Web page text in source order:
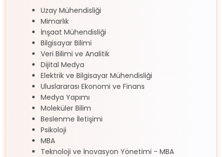
Uzay Mühendisliği
Mimarlık
İnşaat Mühendisliği
Bilgisayar Bilimi
Veri Bilimi ve Analitik
Dijital Medya
Elektrik ve Bilgisayar Mühendisliği
Uluslararası Ekonomi ve Finans
Medya Yapımı
Moleküler Bilim
Beslenme İletişimi
Psikoloji
MBA
Teknoloji ve İnovasyon Yönetimi - MBA